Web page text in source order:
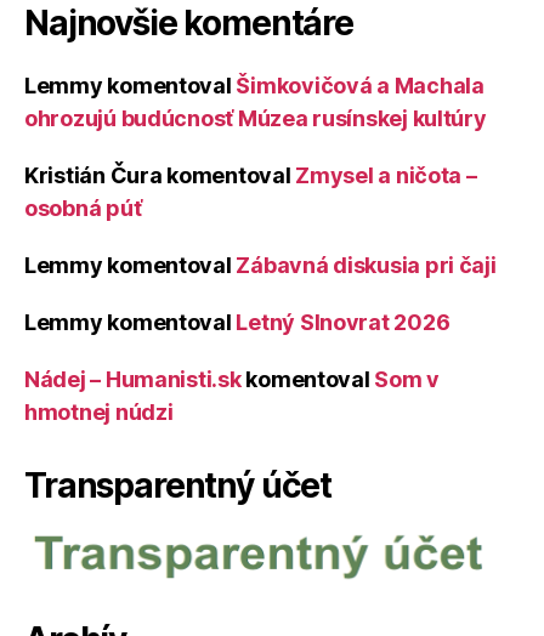
Najnovšie komentáre
Lemmy komentoval Šimkovičová a Machala
ohrozujú budúcnosť Múzea rusínskej kultúry
Kristián Čura komentoval Zmysel a ničota –
osobná púť
Lemmy komentoval Zábavná diskusia pri čaji
Lemmy komentoval Letný Slnovrat 2026
Nádej – Humanisti.skkomentoval Som v
hmotnej núdzi
Transparentný účet